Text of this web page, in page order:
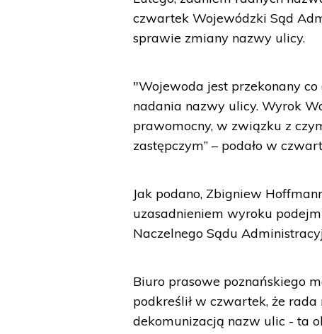
czwartek Wojewódzki Sąd
sprawie zmiany nazwy ulicy.
"Wojewoda jest przekonany
nadania nazwy ulicy. Wyrok
prawomocny, w związku z
zastępczym” – podało w
Jak podano, Zbigniew
uzasadnieniem wyroku
Naczelnego Sądu
Biuro prasowe poznańskiego
podkreślił w czwartek, że
dekomunizacją nazw ulic - ta